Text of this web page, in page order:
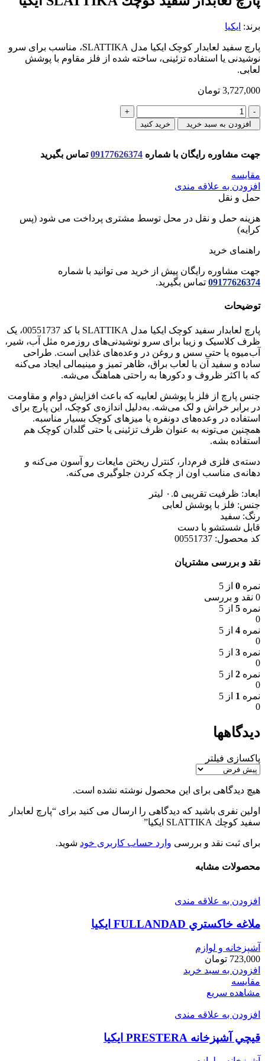
برند: ایکیا
پارچ سفید لعابدار کوچک ایکیا مدل SLATTIKA، مناسب برای سرو
نوشیدنی یا استفاده تزئینی، ساخته شده از فلز مقاوم با پوشش
لعابی.
3,727,000 تومان
پارچ
لعابدار
سفيد
SLATTIKA
عدد
افزودن به سبد خرید خرید کنید
جهت مشاوره رایگان با شماره 09177626374تماس بگیرید
مقایسه
افزودن به علاقه مندی
حمل و نقل
هزینه حمل و نقل در محل توسط مشتری پرداخت می شود (پس
کرایه)
راهنمای خرید
جهت مشاوره رایگان پیش از خرید می توانید با شماره
09177626374 تماس بگیرید.
توضیحات
پارچ لعابدار سفید کوچک ایکیا مدل SLATTIKA با کد 00551737، یک
ظرف کلاسیک و زیبا برای سرو نوشیدنی‌های روزمره مثل آب، شیر،
آب‌میوه یا حتی سس و روغن در وعده‌های غذایی است. طراحی
ساده و سفید آن با لعاب براق، ظاهر تمیز و مینیمالی ایجاد می‌کنه
که با اکثر ظروف و دکورها به راحتی هماهنگ می‌شه.
جنس پارچ از فلز با پوشش لعابیه که باعث افزایش دوام و مقاومت
در برابر خراش و لک می‌شه. به‌دلیل اندازه‌ی کوچک، این پارچ برای
استفاده در وعده‌های دونفره یا میزهای کوچک بسیار مناسبه.
همچنین می‌تونه به عنوان ظرف تزئینی یا حتی گلدان کوچک هم
استفاده بشه.
دسته‌ی فلزی فرم‌دار، کنترل ریختن مایعات رو آسون می‌کنه و
دهانه‌ی مناسب اون از چکه کردن جلوگیری می‌کنه.
ابعاد: ظرفیت تقریبی ۰.۵ لیتر
جنس: فلز با پوشش لعابی
رنگ: سفید
قابل شستشو با دست
کد محصول: 00551737
نقد و بررسی مشتریان
نمره 0 از 5
0 نقد و بررسی
نمره 5 از 5
0
نمره 4 از 5
0
نمره 3 از 5
0
نمره 2 از 5
0
نمره 1 از 5
0
دیدگاهها
پاکسازی فیلتر
هیچ دیدگاهی برای این محصول نوشته نشده است.
اولین نفری باشید که دیدگاهی را ارسال می کنید برای “پارچ لعابدار
سفيد كوچك SLATTIKA ايكيا”
برای ثبت نقد و بررسی وارد حساب کاربری خود شوید.
محصولات مشابه
افزودن به علاقه مندی
ملاغه خاكستري FULLANDAD ايكيا
آشپزخانه و لوازم
723,000 تومان
افزودن به سبد خرید
مقایسه
مشاهده سریع
افزودن به علاقه مندی
قيچي آشپزخانه PRESTERA ايكيا